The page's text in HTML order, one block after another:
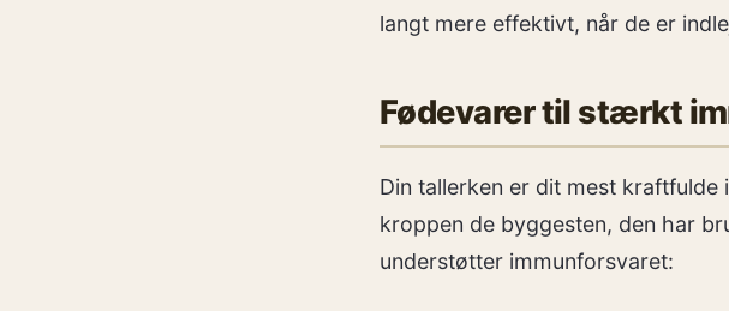
langt mere effektivt, når de er
Fødevarer til stærkt
Din tallerken er dit mest
kroppen de byggesten, den har
understøtter immunforsvaret: